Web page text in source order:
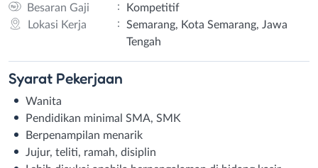
Besaran Gaji
:
Kompetitif
Lokasi Kerja
:
Semarang, Kota Semarang, Jawa
Tengah
Syarat Pekerjaan
Wanita
Pendidikan minimal SMA, SMK
Berpenampilan menarik
Jujur, teliti, ramah, disiplin